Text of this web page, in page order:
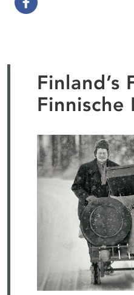
Finland’s
Finnische